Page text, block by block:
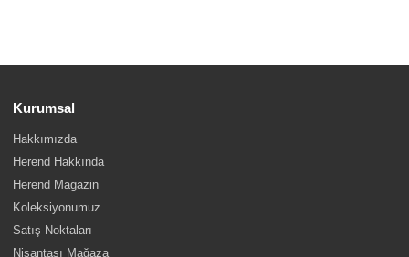
Kurumsal
Hakkımızda
Herend Hakkında
Herend Magazin
Koleksiyonumuz
Satış Noktaları
Nişantaşı Mağaza